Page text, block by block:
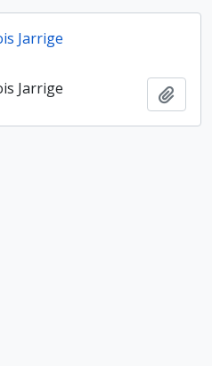
Jarrige
Jarrige